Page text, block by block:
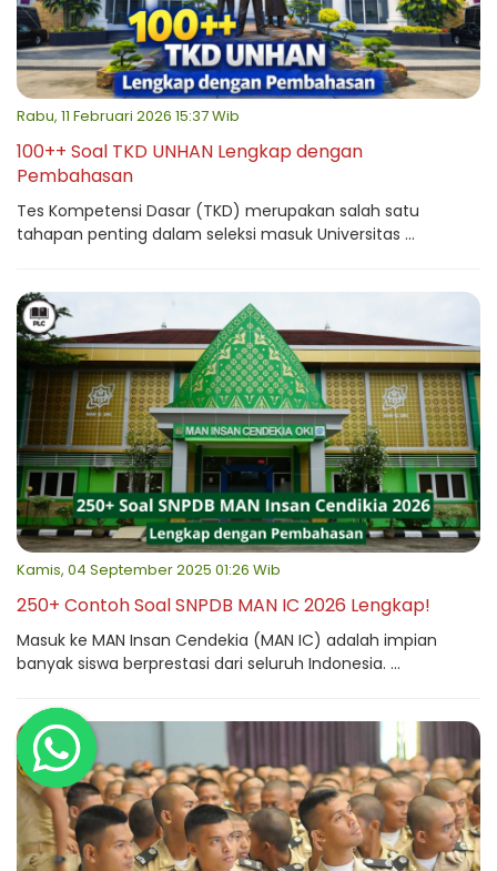
Rabu, 11 Februari 2026 15:37 Wib
100++ Soal TKD UNHAN Lengkap dengan
Pembahasan
Tes Kompetensi Dasar (TKD) merupakan salah satu
tahapan penting dalam seleksi masuk Universitas ...
Kamis, 04 September 2025 01:26 Wib
250+ Contoh Soal SNPDB MAN IC 2026 Lengkap!
Masuk ke MAN Insan Cendekia (MAN IC) adalah impian
banyak siswa berprestasi dari seluruh Indonesia. ...